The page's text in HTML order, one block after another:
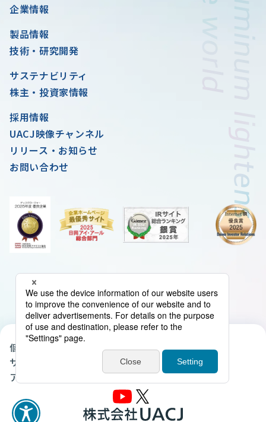
企業情報
製品情報
技術・研究開発
サステナビリティ
株主・投資家情報
採用情報
UACJ映像チャンネル
リリース・お知らせ
お問い合わせ
個人情報の取扱いについてクッキーポリシー
サイトマップ
当サイトについて
アクセシビリティ・ポリシー電子公告